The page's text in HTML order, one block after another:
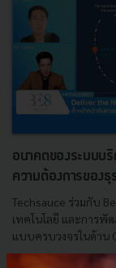
อนาคตของระบบบ
ความต้องการของธุ
Techsauce ร่วมกับ
เทคโนโลยี และการ
แบบครบวงจรในด้าน